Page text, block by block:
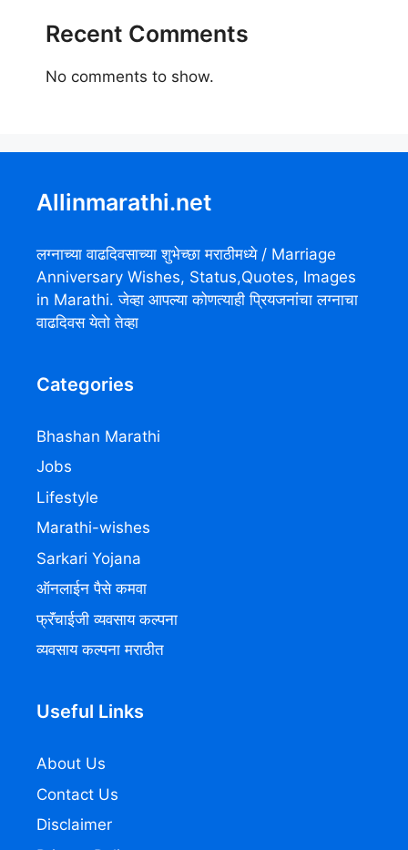
Recent Comments
No comments to show.
Allinmarathi.net
लग्नाच्या वाढदिवसाच्या शुभेच्छा मराठीमध्ये / Marriage
Anniversary Wishes, Status,Quotes, Images
in Marathi. जेव्हा आपल्या कोणत्याही प्रियजनांचा लग्नाचा
वाढदिवस येतो तेव्हा
Categories
Bhashan Marathi
Jobs
Lifestyle
Marathi-wishes
Sarkari Yojana
ऑनलाईन पैसे कमवा
फ्रॅंचाईजी व्यवसाय कल्पना
व्यवसाय कल्पना मराठीत
Useful Links
About Us
Contact Us
Disclaimer